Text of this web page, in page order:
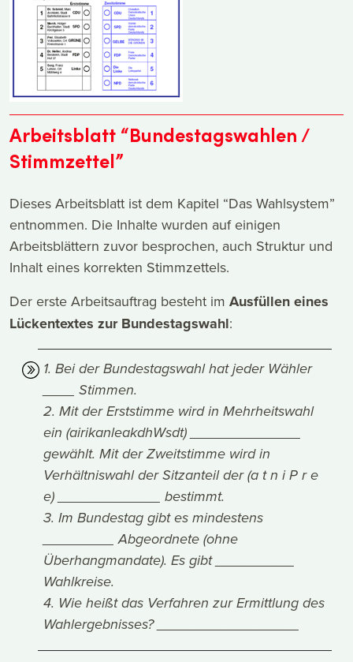
Arbeitsblatt “Bundestagswahlen /
Stimmzettel”
Dieses Arbeitsblatt ist dem Kapitel “Das Wahlsystem”
entnommen. Die Inhalte wurden auf einigen
Arbeitsblättern zuvor besprochen, auch Struktur und
Inhalt eines korrekten Stimmzettels.
Der erste Arbeitsauftrag besteht im Ausfüllen eines
Lückentextes zur Bundestagswahl:
1. Bei der Bundestagswahl hat jeder Wähler
____ Stimmen.
2. Mit der Erststimme wird in Mehrheitswahl
ein (airikanleakdhWsdt) ______________
gewählt. Mit der Zweitstimme wird in
Verhältniswahl der Sitzanteil der (a t n i P r e
e) _____________ bestimmt.
3. Im Bundestag gibt es mindestens
_________ Abgeordnete (ohne
Überhangmandate). Es gibt __________
Wahlkreise.
4. Wie heißt das Verfahren zur Ermittlung des
Wahlergebnisses? __________________